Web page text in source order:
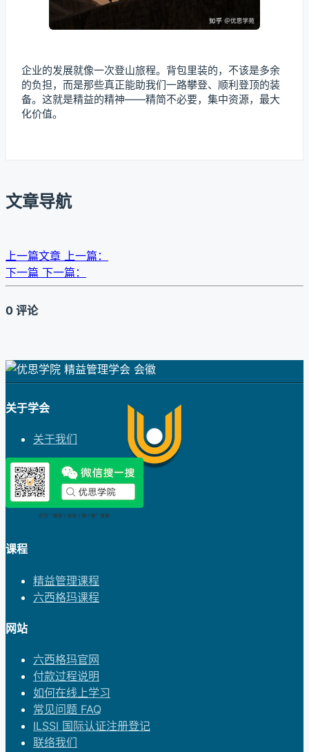
企业的发展就像一次登山旅程。背包里装的，不该是多余
的负担，而是那些真正能助我们一路攀登、顺利登顶的装
备。这就是精益的精神——精简不必要，集中资源，最大
化价值。
文章导航
上一篇文章 上一篇：
下一篇 下一篇：
0 评论
关于学会
关于我们
课程
精益管理课程
六西格玛课程
网站
六西格玛官网
付款过程说明
如何在线上学习
常见问题 FAQ
ILSSI 国际认证注册登记
联络我们